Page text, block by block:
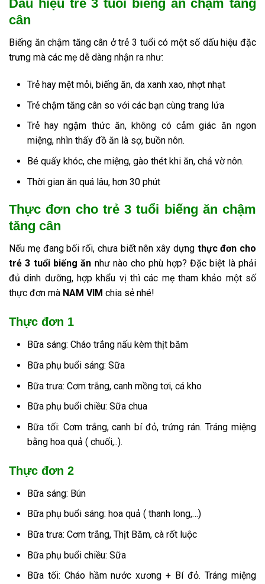
Dấu hiệu trẻ 3 tuổi biếng ăn chậm tăng
cân
Biếng ăn chậm tăng cân ở trẻ 3 tuổi có một số dấu hiệu đặc
trưng mà các mẹ dễ dàng nhận ra như:
Trẻ hay mệt mỏi, biếng ăn, da xanh xao, nhợt nhạt
Trẻ chậm tăng cân so với các bạn cùng trang lứa
Trẻ hay ngậm thức ăn, không có cảm giác ăn ngon
miệng, nhìn thấy đồ ăn là sợ, buồn nôn.
Bé quấy khóc, che miệng, gào thét khi ăn, chả vờ nôn.
Thời gian ăn quá lâu, hơn 30 phút
Thực đơn cho trẻ 3 tuổi biếng ăn chậm
tăng cân
Nếu mẹ đang bối rối, chưa biết nên xây dựng thực đơn cho
trẻ 3 tuổi biếng ăn như nào cho phù hợp? Đặc biệt là phải
đủ dinh dưỡng, hợp khẩu vị thì các mẹ tham khảo một số
thực đơn mà NAM VIM chia sẻ nhé!
Thực đơn 1
Bữa sáng: Cháo trắng nấu kèm thịt băm
Bữa phụ buổi sáng: Sữa
Bữa trưa: Cơm trắng, canh mồng tơi, cá kho
Bữa phụ buổi chiều: Sữa chua
Bữa tối: Cơm trắng, canh bí đỏ, trứng rán. Tráng miệng
bằng hoa quả ( chuối,..).
Thực đơn 2
Bữa sáng: Bún
Bữa phụ buổi sáng: hoa quả ( thanh long,…)
Bữa trưa: Cơm trắng, Thịt Băm, cà rốt luộc
Bữa phụ buổi chiều: Sữa
Bữa tối: Cháo hầm nước xương + Bí đỏ. Tráng miệng